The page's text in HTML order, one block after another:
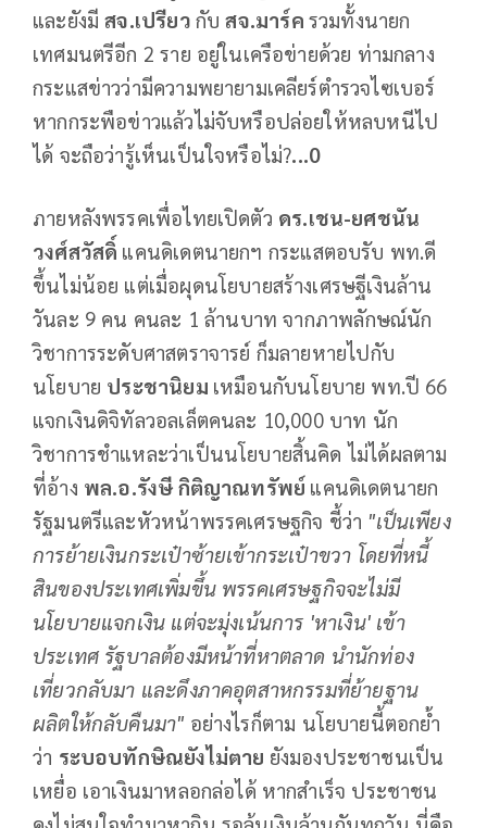
และยังมีสจ.เปรียว กับสจ.มาร์ค รวมทั้งนายก
เทศมนตรีอีก 2 ราย อยู่ในเครือข่ายด้วย ท่ามกลาง
กระแสข่าวว่ามีความพยายามเคลียร์ตำรวจไซเบอร์
หากกระพือข่าวแล้วไม่จับหรือปล่อยให้หลบหนีไป
ได้ จะถือว่ารู้เห็นเป็นใจหรือไม่?...0
ภายหลังพรรคเพื่อไทยเปิดตัว ดร.เชน-ยศชนัน
วงศ์สวัสดิ์ แคนดิเดตนายกฯ กระแสตอบรับ พท.ดี
ขึ้นไม่น้อย แต่เมื่อผุดนโยบายสร้างเศรษฐีเงินล้าน
วันละ 9 คน คนละ 1 ล้านบาท จากภาพลักษณ์นัก
วิชาการระดับศาสตราจารย์ ก็มลายหายไปกับ
นโยบาย ประชานิยม เหมือนกับนโยบาย พท.ปี 66
แจกเงินดิจิทัลวอลเล็ตคนละ 10,000 บาท นัก
วิชาการชำแหละว่าเป็นนโยบายสิ้นคิด ไม่ได้ผลตาม
ที่อ้าง พล.อ.รังษี กิติญาณทรัพย์ แคนดิเดตนายก
รัฐมนตรีและหัวหน้าพรรคเศรษฐกิจ ชี้ว่า "เป็นเพียง
การย้ายเงินกระเป๋าซ้ายเข้ากระเป๋าขวา โดยที่หนี้
สินของประเทศเพิ่มขึ้น พรรคเศรษฐกิจจะไม่มี
นโยบายแจกเงิน แต่จะมุ่งเน้นการ 'หาเงิน'เข้า
ประเทศ รัฐบาลต้องมีหน้าที่หาตลาด นำนักท่อง
เที่ยวกลับมา และดึงภาคอุตสาหกรรมที่ย้ายฐาน
ผลิตให้กลับคืนมา" อย่างไรก็ตาม นโยบายนี้ตอกย้ำ
ว่า ระบอบทักษิณยังไม่ตาย ยังมองประชาชนเป็น
เหยื่อ เอาเงินมาหลอกล่อได้ หากสำเร็จ ประชาชน